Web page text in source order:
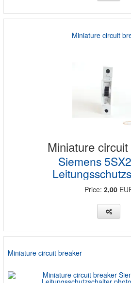
Miniature circuit
Miniature
Siemens
Price: 2,00
Miniature circuit breaker